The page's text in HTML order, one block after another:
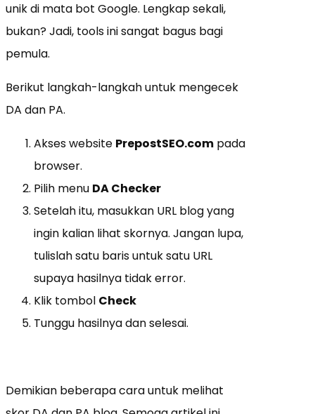
unik di mata bot Google. Lengkap sekali,
bukan? Jadi, tools ini sangat bagus bagi
pemula.
Berikut langkah-langkah untuk mengecek
DA dan PA.
Akses website PrepostSEO.com pada
browser.
Pilih menu DA Checker
Setelah itu, masukkan URL blog yang
ingin kalian lihat skornya. Jangan lupa,
tulislah satu baris untuk satu URL
supaya hasilnya tidak error.
Klik tombol Check
Tunggu hasilnya dan selesai.
Demikian beberapa cara untuk melihat